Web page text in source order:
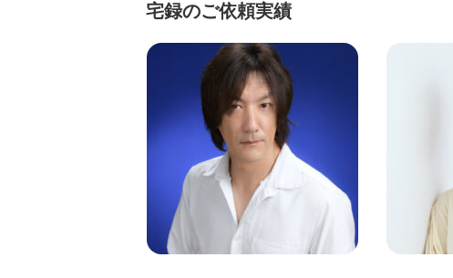
宅録のご依頼実績